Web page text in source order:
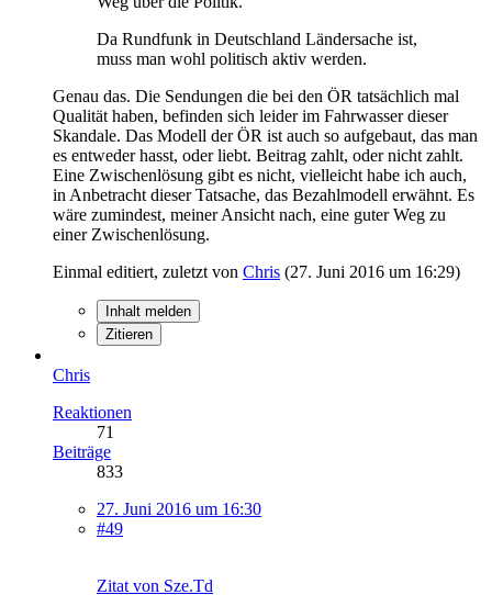
Da Rundfunk in Deutschland Ländersache ist,
muss man wohl politisch aktiv werden.
Genau das. Die Sendungen die bei den ÖR tatsächlich mal
Qualität haben, befinden sich leider im Fahrwasser dieser
Skandale. Das Modell der ÖR ist auch so aufgebaut, das man
es entweder hasst, oder liebt. Beitrag zahlt, oder nicht zahlt.
Eine Zwischenlösung gibt es nicht, vielleicht habe ich auch,
in Anbetracht dieser Tatsache, das Bezahlmodell erwähnt. Es
wäre zumindest, meiner Ansicht nach, eine guter Weg zu
einer Zwischenlösung.
Einmal editiert, zuletzt von Chris (27. Juni 2016 um 16:29)
Inhalt melden
Zitieren
Chris
Reaktionen
71
Beiträge
833
27. Juni 2016 um 16:30
#49
Zitat von Sze.Td